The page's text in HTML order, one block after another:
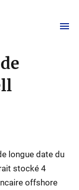
longue date du
stocké 4
offshore